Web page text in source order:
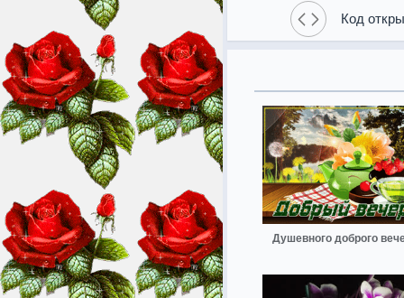
Код
Душевного доброго